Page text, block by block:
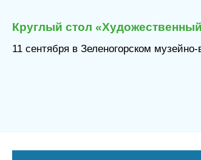
Круглый стол
11 сентября в Зеленогорском